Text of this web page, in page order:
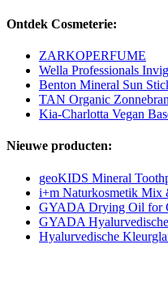
Ontdek Cosmeterie:
ZARKOPERFUME
Wella Professionals
Benton Mineral Sun
TAN Organic
Kia-Charlotta Vegan
Nieuwe producten:
geoKIDS Mineral
i+m Naturkosmetik Mix
GYADA Drying Oil for
GYADA
Hyalurvedische